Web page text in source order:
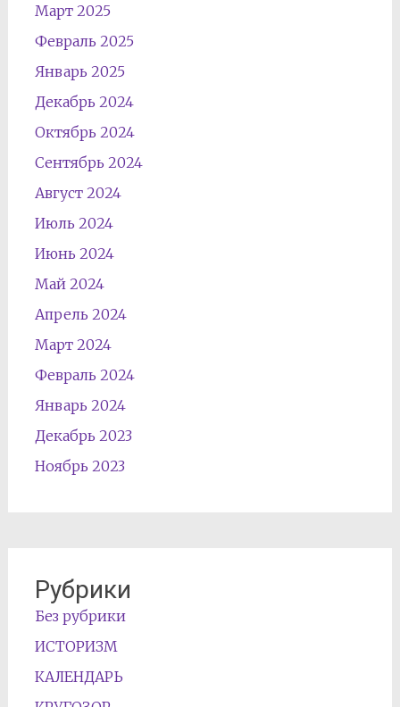
Март 2025
Февраль 2025
Январь 2025
Декабрь 2024
Октябрь 2024
Сентябрь 2024
Август 2024
Июль 2024
Июнь 2024
Май 2024
Апрель 2024
Март 2024
Февраль 2024
Январь 2024
Декабрь 2023
Ноябрь 2023
Рубрики
Без рубрики
ИСТОРИЗМ
КАЛЕНДАРЬ